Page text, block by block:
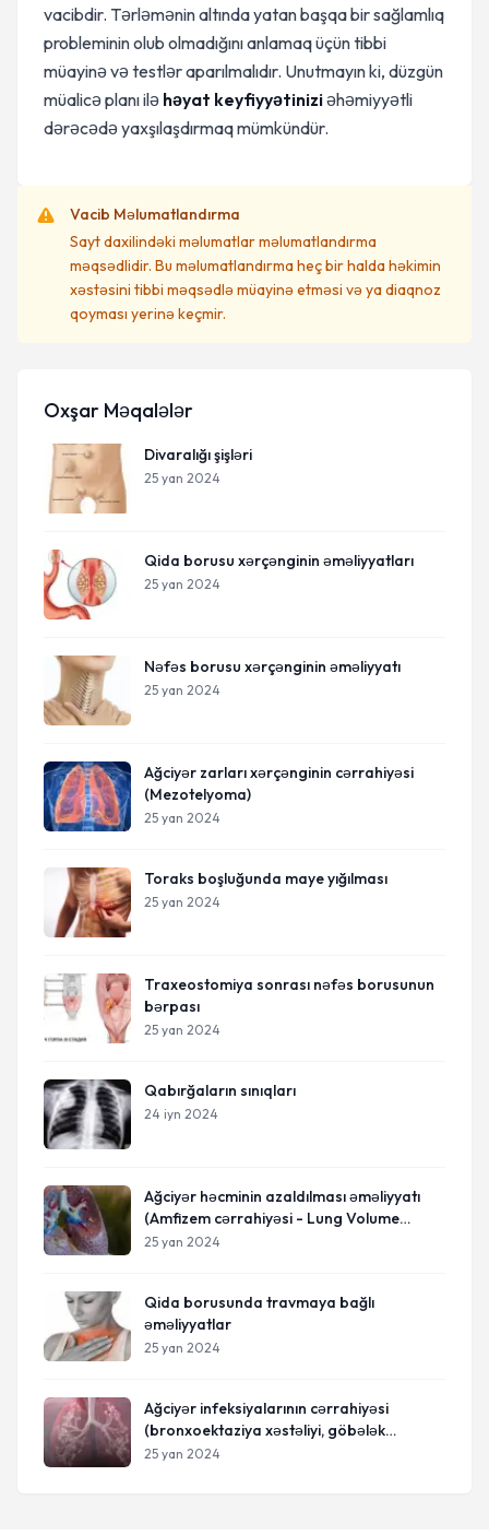
vacibdir. Tərləmənin altında yatan başqa bir sağlamlıq
probleminin olub olmadığını anlamaq üçün tibbi
müayinə və testlər aparılmalıdır. Unutmayın ki, düzgün
müalicə planı ilə həyat keyfiyyətiniziəhəmiyyətli
dərəcədə yaxşılaşdırmaq mümkündür.
Vacib Məlumatlandırma
Sayt daxilindəki məlumatlar məlumatlandırma
məqsədlidir. Bu məlumatlandırma heç bir halda həkimin
xəstəsini tibbi məqsədlə müayinə etməsi və ya diaqnoz
qoyması yerinə keçmir.
Oxşar Məqalələr
Divaralığı şişləri
25 yan 2024
Qida borusu xərçənginin əməliyyatları
25 yan 2024
Nəfəs borusu xərçənginin əməliyyatı
25 yan 2024
Ağciyər zarları xərçənginin cərrahiyəsi
(Mezotelyoma)
25 yan 2024
Toraks boşluğunda maye yığılması
25 yan 2024
Traxeostomiya sonrası nəfəs borusunun
bərpası
25 yan 2024
Qabırğaların sınıqları
24 iyn 2024
Ağciyər həcminin azaldılması əməliyyatı
(Amfizem cərrahiyəsi - Lung Volume
Reduction Surgery)
25 yan 2024
Qida borusunda travmaya bağlı
əməliyyatlar
25 yan 2024
Ağciyər infeksiyalarının cərrahiyəsi
(bronxoektaziya xəstəliyi, göbələk
xəstəliyi, vərəm xəstəliyi)
25 yan 2024